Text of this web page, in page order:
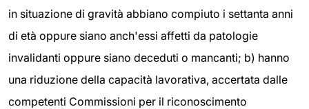
in situazione di gravità abbiano compiuto i settanta anni
di età oppure siano anch'essi affetti da patologie
invalidanti oppure siano deceduti o mancanti; b) hanno
una riduzione della capacità lavorativa, accertata dalle
competenti Commissioni per il riconoscimento